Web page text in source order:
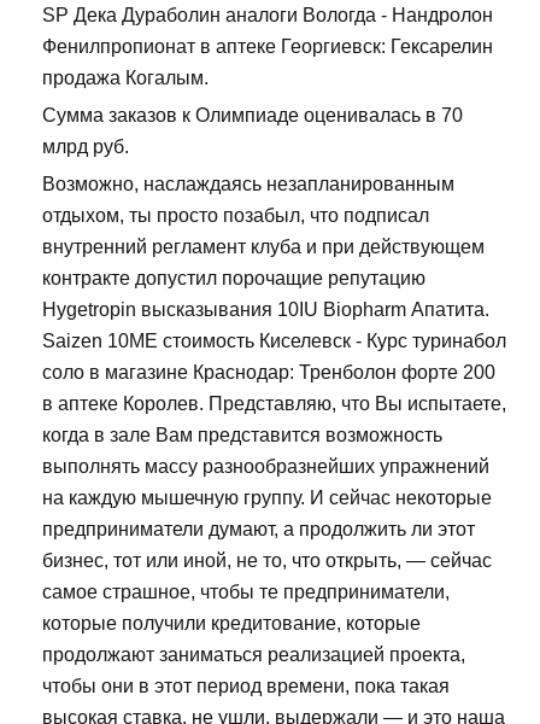
SP Дека Дураболин аналоги Вологда - Нандролон
Фенилпропионат в аптеке Георгиевск: Гексарелин
продажа Когалым.
Сумма заказов к Олимпиаде оценивалась в 70
млрд руб.
Возможно, наслаждаясь незапланированным
отдыхом, ты просто позабыл, что подписал
внутренний регламент клуба и при действующем
контракте допустил порочащие репутацию
Hygetropin высказывания 10IU Biopharm Апатита.
Saizen 10ME стоимость Киселевск - Курс туринабол
соло в магазине Краснодар: Тренболон форте 200
в аптеке Королев. Представляю, что Вы испытаете,
когда в зале Вам представится возможность
выполнять массу разнообразнейших упражнений
на каждую мышечную группу. И сейчас некоторые
предприниматели думают, а продолжить ли этот
бизнес, тот или иной, не то, что открыть, — сейчас
самое страшное, чтобы те предприниматели,
которые получили кредитование, которые
продолжают заниматься реализацией проекта,
чтобы они в этот период времени, пока такая
высокая ставка, не ушли, выдержали — и это наша